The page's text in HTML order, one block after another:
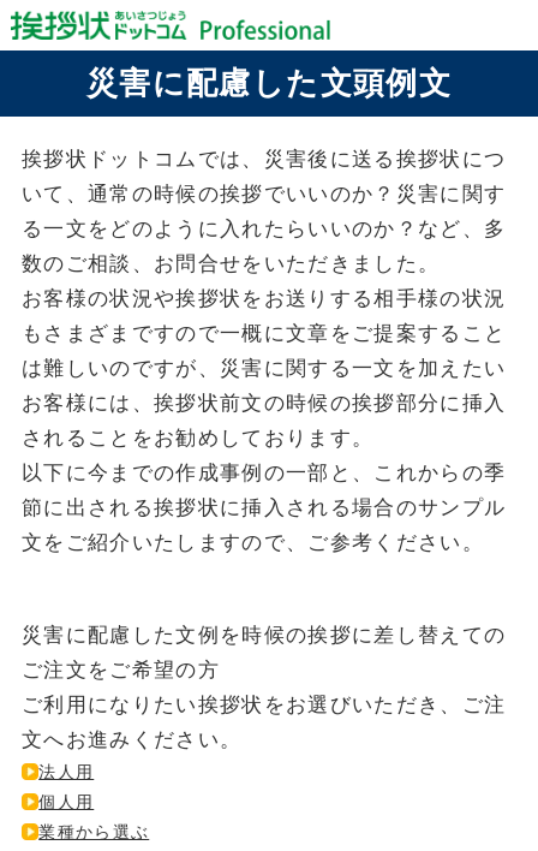
災害に配慮した文頭例文
挨拶状ドットコムでは、災害後に送る挨拶状につ
いて、通常の時候の挨拶でいいのか？災害に関す
る一文をどのように入れたらいいのか？など、多
数のご相談、お問合せをいただきました。
お客様の状況や挨拶状をお送りする相手様の状況
もさまざまですので一概に文章をご提案すること
は難しいのですが、災害に関する一文を加えたい
お客様には、挨拶状前文の時候の挨拶部分に挿入
されることをお勧めしております。
以下に今までの作成事例の一部と、これからの季
節に出される挨拶状に挿入される場合のサンプル
文をご紹介いたしますので、ご参考ください。
災害に配慮した文例を時候の挨拶に差し替えての
ご注文をご希望の方
ご利用になりたい挨拶状をお選びいただき、ご注
文へお進みください。
法人用
個人用
業種から選ぶ